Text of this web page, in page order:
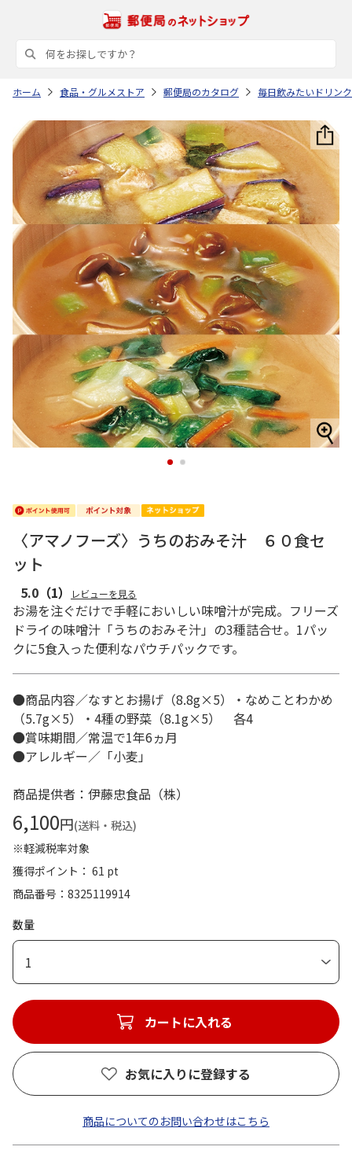
ホーム 食品・グルメストア 郵便局のカタログ 毎日飲みたいドリン
1 2
〈アマノフーズ〉うちのおみそ汁 ６０食セ
ット
5.0 （1） レビューを見る
お湯を注ぐだけで手軽においしい味噌汁が完成。フリーズ
ドライの味噌汁「うちのおみそ汁」の3種詰合せ。1パッ
クに5食入った便利なパウチパックです。
●商品内容／なすとお揚げ（8.8g×5）・なめことわかめ
（5.7g×5）・4種の野菜（8.1g×5） 各4
●賞味期間／常温で1年6ヵ月
●アレルギー／「小麦」
商品提供者：伊藤忠食品（株）
6,100円(送料・税込)
※軽減税率対象
獲得ポイント： 61 pt
商品番号
8325119914
数量
1
カートに入れる
お気に入りに登録する
商品についてのお問い合わせはこちら